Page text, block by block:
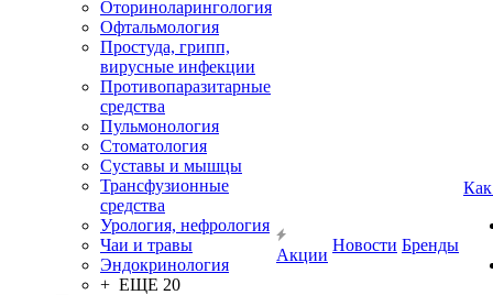
Оториноларингология
Офтальмология
Простуда, грипп,
вирусные инфекции
Противопаразитарные
средства
Пульмонология
Стоматология
Суставы и мышцы
Трансфузионные
средства
Урология, нефрология
Чаи и травы
Эндокринология
+ ЕЩЕ 20
Акции
Новости Бренды